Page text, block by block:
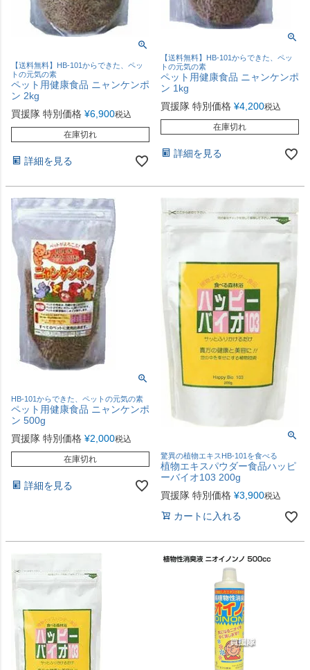
【送料無料】HB-101からできた、ペッ
トの元気の素
ペット用健康食品 ニャンケンポ
ン 2kg
買援隊 特別価格 ¥6,900税込
在庫切れ
詳細を見る
【送料無料】HB-101からできた、ペッ
トの元気の素
ペット用健康食品 ニャンケンポ
ン 1kg
買援隊 特別価格 ¥4,200税込
在庫切れ
詳細を見る
HB-101からできた、ペットの元気の素
ペット用健康食品 ニャンケンポ
ン 500g
買援隊 特別価格 ¥2,000税込
在庫切れ
詳細を見る
驚異の植物エキスHB-101を食べる
植物エキスパウダー食品ハッピ
ーバイオ103 200g
買援隊 特別価格 ¥3,900税込
カートに入れる